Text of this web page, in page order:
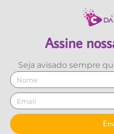
Assine
Seja avisado sempre